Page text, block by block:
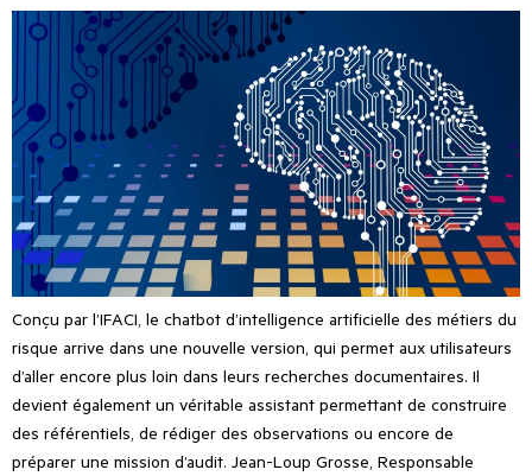
Conçu par l’IFACI, le chatbot d’intelligence artificielle des métiers du
risque arrive dans une nouvelle version, qui permet aux utilisateurs
d’aller encore plus loin dans leurs recherches documentaires. Il
devient également un véritable assistant permettant de construire
des référentiels, de rédiger des observations ou encore de
préparer une mission d’audit. Jean-Loup Grosse, Responsable